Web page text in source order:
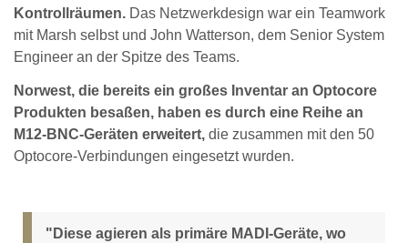
Kontrollräumen. Das Netzwerkdesign war ein Teamwork
mit Marsh selbst und John Watterson, dem Senior System
Engineer an der Spitze des Teams.
Norwest, die bereits ein großes Inventar an Optocore
Produkten besaßen, haben es durch eine Reihe an
M12-BNC-Geräten erweitert, die zusammen mit den 50
Optocore-Verbindungen eingesetzt wurden.
"Diese agieren als primäre MADI-Geräte, wo